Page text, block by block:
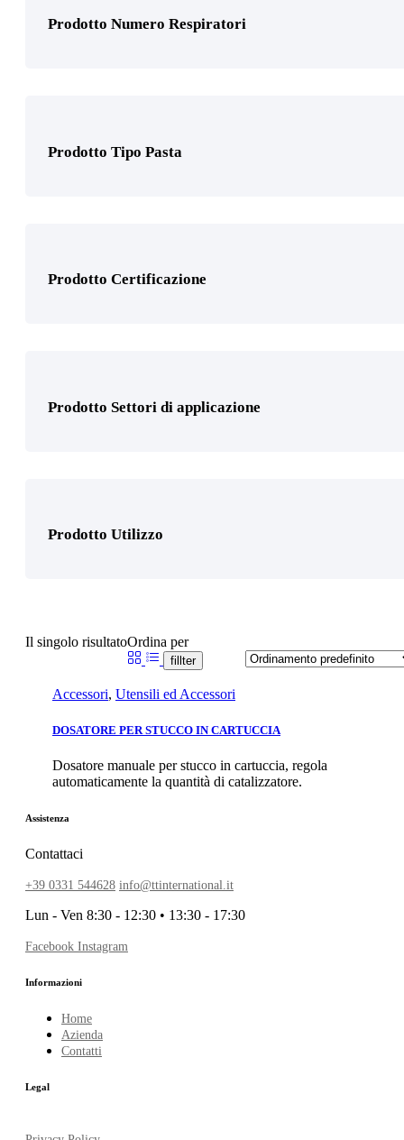
Prodotto Numero Respiratori
Prodotto Tipo Pasta
Prodotto Certificazione
Prodotto Settori di applicazione
Prodotto Utilizzo
Il singolo risultatoOrdina per
fillter
Accessori, Utensili ed Accessori
DOSATORE PER STUCCO IN CARTUCCIA
Dosatore manuale per stucco in cartuccia, regola
automaticamente la quantità di catalizzatore.
Assistenza
Contattaci
+39 0331 544628 info@ttinternational.it
Lun - Ven 8:30 - 12:30 • 13:30 - 17:30
Facebook Instagram
Informazioni
Home
Azienda
Contatti
Legal